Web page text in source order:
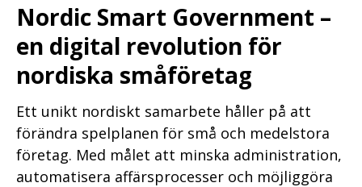
Nordic Smart Government –
en digital revolution för
nordiska småföretag
Ett unikt nordiskt samarbete håller på att
förändra spelplanen för små och medelstora
företag. Med målet att minska administration,
automatisera affärsprocesser och möjliggöra